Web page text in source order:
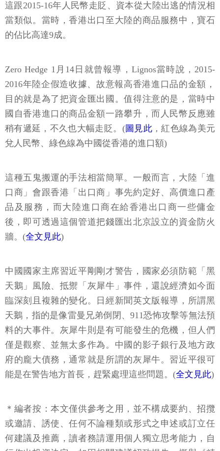
這跟2015-16年人民幣走貶、資本從大陸出逃的情況相
當類似。當時，香港出口至大陸的商品服務中，寶石
的佔比高達9成。
Zero Hedge 1月14日就曾報導，Lignos當時說，2015-
2016年陸企假造收據、故意報高香港進口品的金額，
目的就是為了把資金匯出國。值得注意的是，當時中
國自香港進口的商品金額一路攀升，而人民幣反應雖
稍有遞延，不久也大幅走貶。(圖見此，紅色線為美元
兌人民幣、綠色線為中國從香港的進口額)
這種五鬼搬運的手法相當簡單。一般而言，大陸「進
口商」會跟香港「出口商」事先約定好、高價進口產
品及服務，而大陸進口商在給香港出口商一些傭金
後，即可透過這個管道把錢匯出北京設立的資金防火
牆。(全文見此)
中國國家主席習近平剛剛才警告，國家必須防範「黑
天鵝」風險、抵禦「灰犀牛」事件，還說經濟如今面
臨深刻且複雜的變化。日經新聞英文版報導，所謂黑
天鵝，指的是像雷曼兄弟倒閉、911恐怖攻擊等無法預
料的大事件。灰犀牛則是有可能發生的危機，但人們
僅是觀察、並無太多作為。中國的影子銀行及地方政
府的龐大債務，通常就是所謂的灰犀牛。習近平很可
能是在警告地方首長，趕緊處理這些問題。(全文見此)
＊編者按：本文僅供參考之用，並不構成要約、招攬
或邀請、誘使、任何不論種類或形式之申述或訂立任
何建議及推薦，讀者務請運用個人獨立思考能力，自